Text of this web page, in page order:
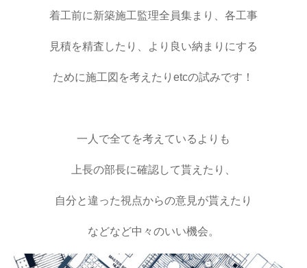
着工前に新築施工監理全員集まり、各工事
見積を精査したり、より良い納まりにする
ために施工図を考えたりetcの試みです！
一人で全てを考えているよりも
上長の部長に確認して貰えたり、
自分と違った視点からの意見が貰えたり
などなど中々のいい機会。